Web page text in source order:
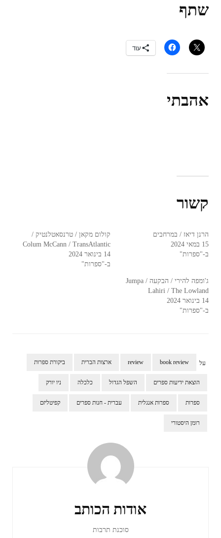
שתף
עוד
אהבתי
קשור
הרנן דיאז / במרחבים
15 במאי 2024
ב-"ספרות"
קולום מקאן / טרנסאטלנטיק /
Colum McCann / TransAtlantic
14 בינואר 2024
ב-"ספרות"
ג'ומפה להירי / הבקעה / Jumpa
Lahiri / The Lowland
14 בינואר 2024
ב-"ספרות"
על book review
review ארצות הברית ביקורת ספרות
הוצאת ידיעות ספרים השפל הגדול כלכלה ניו יורק
ספרות ספרות אנגלית עברית - חנות ספרים קפיטליזם
רומן היסטורי
אודות הכותב
סוכנת תרבות